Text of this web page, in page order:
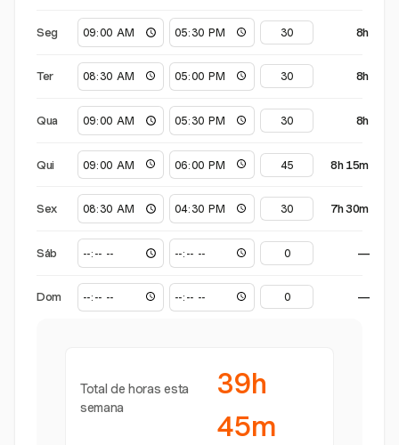
Seg 8h
Ter 8h
Qua 8h
Qui 8h 15m
Sex 7h 30m
Sáb —
Dom —
Total de horas esta
semana
39h
45m